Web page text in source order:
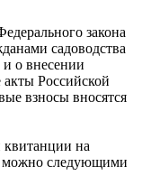
закона
садоводства
о внесении
Российской
взносы вносятся
квитанции на
можно следующими